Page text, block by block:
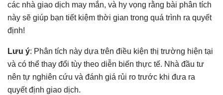
các nhà giao dịch may mắn, và hy vọng rằng bài phân tích
này sẽ giúp bạn tiết kiệm thời gian trong quá trình ra quyết
định!
Lưu ý: Phân tích này dựa trên điều kiện thị trường hiện tại
và có thể thay đổi tùy theo diễn biến thực tế. Nhà đầu tư
nên tự nghiên cứu và đánh giá rủi ro trước khi đưa ra
quyết định giao dịch.